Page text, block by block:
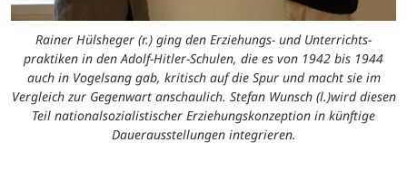
Rainer Hülsheger (r.) ging den Erziehungs- und Unterrichts-
praktiken in den Adolf-Hitler-Schulen, die es von 1942 bis 1944
auch in Vogelsang gab, kritisch auf die Spur und macht sie im
Vergleich zur Gegenwart anschaulich. Stefan Wunsch (l.)wird diesen
Teil nationalsozialistischer Erziehungskonzeption in künftige
Dauerausstellungen integrieren.